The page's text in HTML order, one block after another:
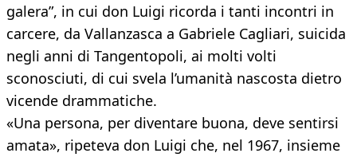
galera”, in cui don Luigi ricorda i tanti incontri in
carcere, da Vallanzasca a Gabriele Cagliari, suicida
negli anni di Tangentopoli, ai molti volti
sconosciuti, di cui svela l’umanità nascosta dietro
vicende drammatiche.
«Una persona, per diventare buona, deve sentirsi
amata», ripeteva don Luigi che, nel 1967, insieme